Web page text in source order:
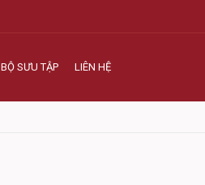
BỘ SƯU TẬP LIÊN HỆ